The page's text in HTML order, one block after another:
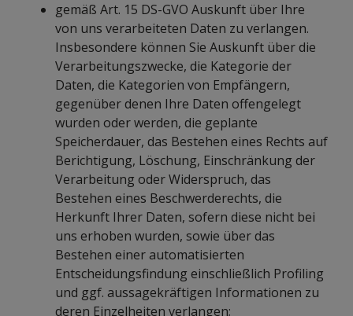
gemäß Art. 15 DS-GVO Auskunft über Ihre
von uns verarbeiteten Daten zu verlangen.
Insbesondere können Sie Auskunft über die
Verarbeitungszwecke, die Kategorie der
Daten, die Kategorien von Empfängern,
gegenüber denen Ihre Daten offengelegt
wurden oder werden, die geplante
Speicherdauer, das Bestehen eines Rechts auf
Berichtigung, Löschung, Einschränkung der
Verarbeitung oder Widerspruch, das
Bestehen eines Beschwerderechts, die
Herkunft Ihrer Daten, sofern diese nicht bei
uns erhoben wurden, sowie über das
Bestehen einer automatisierten
Entscheidungsfindung einschließlich Profiling
und ggf. aussagekräftigen Informationen zu
deren Einzelheiten verlangen;